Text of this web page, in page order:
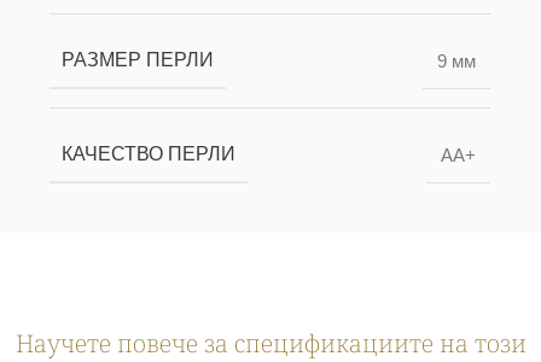
РАЗМЕР ПЕРЛИ 9 мм
КАЧЕСТВО ПЕРЛИ AA+
Научете повече за спецификациите на този